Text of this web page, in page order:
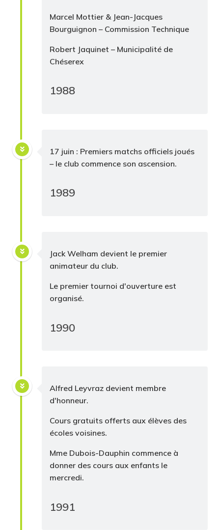
Marcel Mottier & Jean-Jacques
Bourguignon – Commission Technique
Robert Jaquinet – Municipalité de
Chéserex
1988
17 juin : Premiers matchs officiels joués
– le club commence son ascension.
1989
Jack Welham devient le premier
animateur du club.
Le premier tournoi d'ouverture est
organisé.
1990
Alfred Leyvraz devient membre
d'honneur.
Cours gratuits offerts aux élèves des
écoles voisines.
Mme Dubois-Dauphin commence à
donner des cours aux enfants le
mercredi.
1991